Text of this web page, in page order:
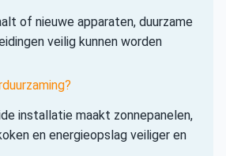
of nieuwe apparaten, duurzame
veilig kunnen worden
installatie maakt zonnepanelen,
en energieopslag veiliger en